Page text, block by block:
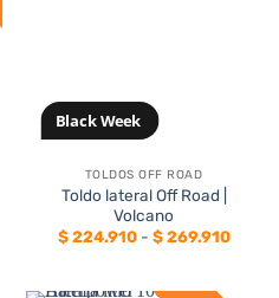
Black Week
TOLDOS OFF ROAD
Toldo lateral Off Road |
Volcano
$224.910 - $269.910Rango